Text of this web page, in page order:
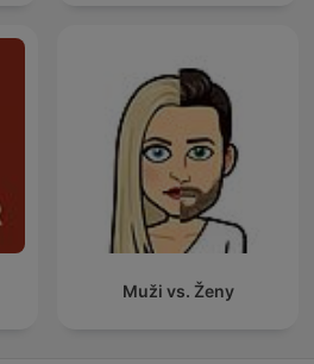
Muži vs. Ženy